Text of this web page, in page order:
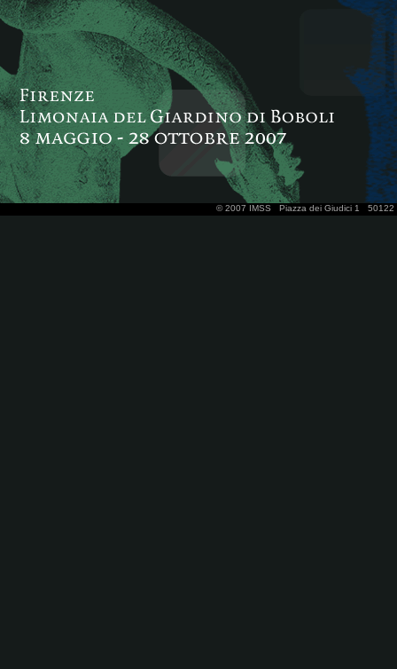
© 2007 IMSS Piazza dei Giudici 1 50122